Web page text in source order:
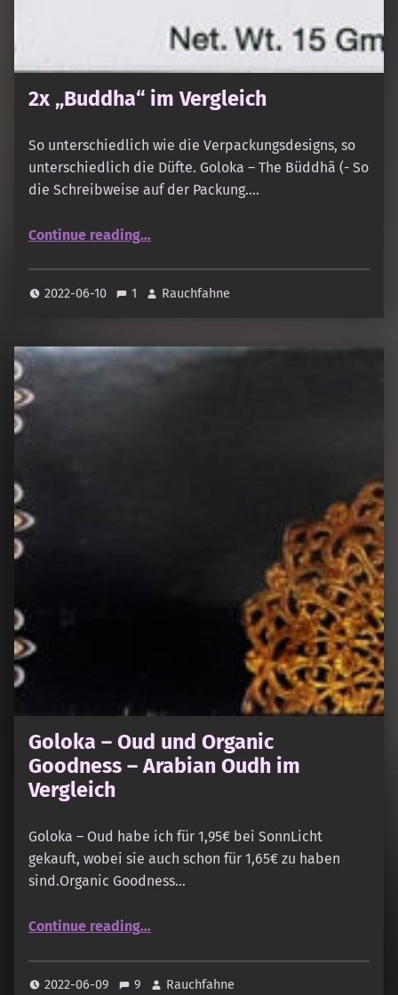
2x „Buddha“ im Vergleich
So unterschiedlich wie die Verpackungsdesigns, so
unterschiedlich die Düfte. Goloka – The Büddhã (- So
die Schreibweise auf der Packung.…
Continue reading…
2022-06-10 1 Rauchfahne
Goloka – Oud und Organic
Goodness – Arabian Oudh im
Vergleich
Goloka – Oud habe ich für 1,95€ bei SonnLicht
gekauft, wobei sie auch schon für 1,65€ zu haben
sind.Organic Goodness…
Continue reading“Goloka – Oud und Organic Goodness – Arabian Oudh im Vergleich”
…
2022-06-09 9 Rauchfahne